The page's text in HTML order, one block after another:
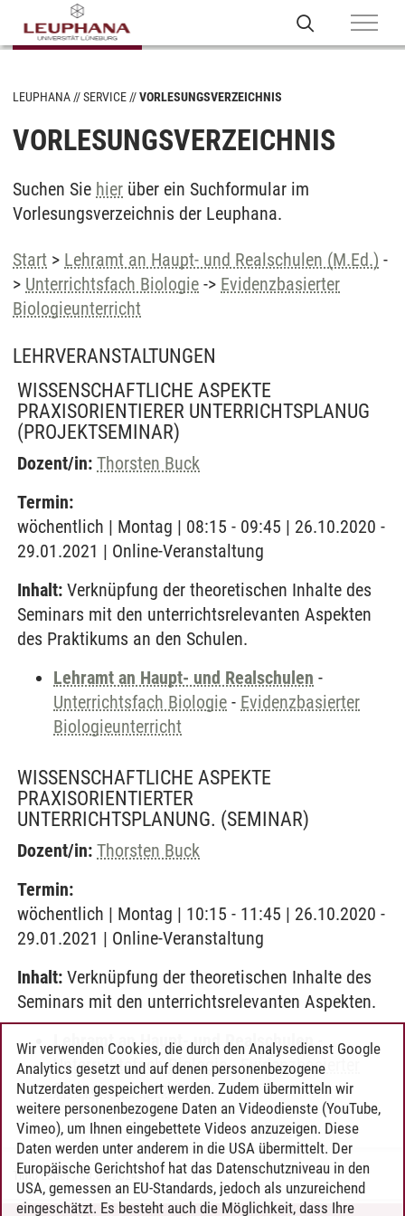
LEUPHANA SERVICE VORLESUNGSVERZEICHNIS
VORLESUNGSVERZEICHNIS
Suchen Sie hier über ein Suchformular im
Vorlesungsverzeichnis der Leuphana.
Start > Lehramt an Haupt- und Realschulen (M.Ed.) -
> Unterrichtsfach Biologie -> Evidenzbasierter
Biologieunterricht
LEHRVERANSTALTUNGEN
WISSENSCHAFTLICHE ASPEKTE
PRAXISORIENTIERER UNTERRICHTSPLANUG
(PROJEKTSEMINAR)
Dozent/in: Thorsten Buck
Termin:
wöchentlich | Montag | 08:15 - 09:45 | 26.10.2020 -
29.01.2021 | Online-Veranstaltung
Inhalt: Verknüpfung der theoretischen Inhalte des
Seminars mit den unterrichtsrelevanten Aspekten
des Praktikums an den Schulen.
Lehramt an Haupt- und Realschulen -
Unterrichtsfach Biologie - Evidenzbasierter
Biologieunterricht
WISSENSCHAFTLICHE ASPEKTE
PRAXISORIENTIERTER
UNTERRICHTSPLANUNG. (SEMINAR)
Dozent/in: Thorsten Buck
Termin:
wöchentlich | Montag | 10:15 - 11:45 | 26.10.2020 -
29.01.2021 | Online-Veranstaltung
Inhalt: Verknüpfung der theoretischen Inhalte des
Seminars mit den unterrichtsrelevanten Aspekten.
Lehramt an Haupt- und Realschulen-
Unterrichtsfach Biologie-Evidenzbasierter
Biologieunterricht
Timo Leder/30.06.2024
Wir verwenden Cookies, die durch den Analysedienst Google
Analytics gesetzt und auf denen personenbezogene
Nutzerdaten gespeichert werden. Zudem übermitteln wir
weitere personenbezogene Daten an Videodienste (YouTube,
Vimeo), um Ihnen eingebettete Videos anzuzeigen. Diese
Daten werden unter anderem in die USA übermittelt. Der
Europäische Gerichtshof hat das Datenschutzniveau in den
USA, gemessen an EU-Standards, jedoch als unzureichend
eingeschätzt. Es besteht auch die Möglichkeit, dass Ihre